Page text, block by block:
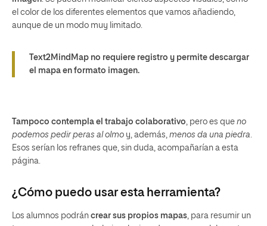
el color de los diferentes elementos que vamos añadiendo,
aunque de un modo muy limitado.
Text2MindMap no requiere registro y permite descargar
el mapa en formato imagen.
Tampoco contempla el trabajo colaborativo, pero es que no
podemos pedir peras al olmo y, además, menos da una piedra.
Esos serían los refranes que, sin duda, acompañarían a esta
página.
¿Cómo puedo usar esta herramienta?
Los alumnos podrán crear sus propios mapas, para resumir un